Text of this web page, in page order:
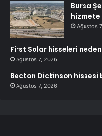
Bursa
hizmete
Ağustos
First Solar hisseleri
Ağustos 7, 2026
Becton Dickinson hissesi
Ağustos 7, 2026